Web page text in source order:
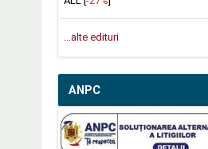
...alte edituri
ANPC